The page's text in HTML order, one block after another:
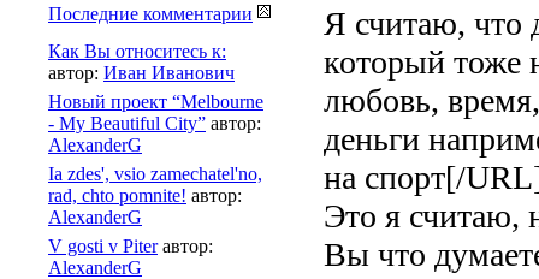
Я считаю, что
который тоже
любовь,
деньги
на спорт[/
Это я считаю,
Вы что
Последние комментарии
Как Вы относитесь к:
автор: Иван Иванович
Новый проект “Melbourne
- My Beautiful City” автор:
AlexanderG
Ia zdes', vsio zamechatel'no,
rad, chto pomnite! автор:
AlexanderG
V gosti v Piter автор:
AlexanderG